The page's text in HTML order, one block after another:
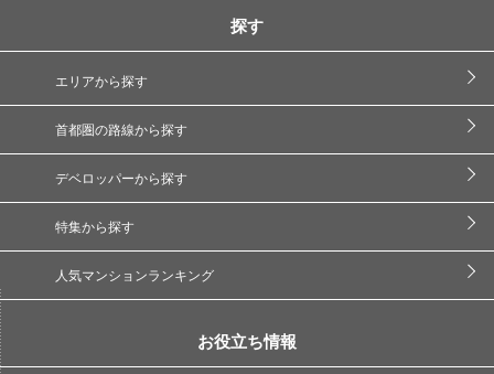
探す
エリアから探す
首都圏の路線から探す
デベロッパーから探す
特集から探す
人気マンションランキング
お役立ち情報